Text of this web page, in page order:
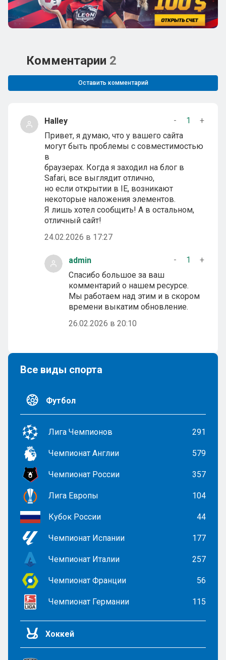
Комментарии 2
Оставить комментарий
Halley - 1
+
Привет, я думаю, что у вашего сайта
могут быть проблемы с совместимостью
в
браузерах. Когда я заходил на блог в
Safari, все выглядит отлично,
но если открытии в IE, возникают
некоторые наложения элементов.
Я лишь хотел сообщить! А в остальном,
отличный сайт!
24.02.2026 в 17:27
admin - 1
+
Спасибо большое за ваш
комментарий о нашем ресурсе.
Мы работаем над этим и в скором
времени выкатим обновление.
26.02.2026 в 20:10
Все виды спорта
Футбол
Лига Чемпионов 291
Чемпионат Англии 579
Чемпионат России 357
Лига Европы 104
Кубок России 44
Чемпионат Испании 177
Чемпионат Италии 257
Чемпионат Франции 56
Чемпионат Германии 115
Хоккей